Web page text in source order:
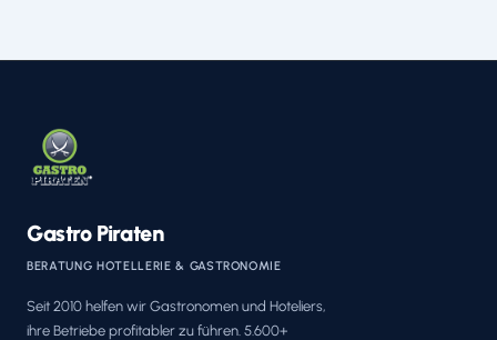
Gastro Piraten
BERATUNG HOTELLERIE & GASTRONOMIE
Seit 2010 helfen wir Gastronomen und Hoteliers,
ihre Betriebe profitabler zu führen. 5.600+